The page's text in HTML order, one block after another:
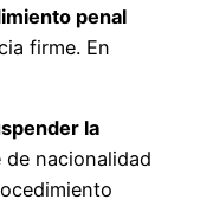
penal
firme. En
la
nacionalidad